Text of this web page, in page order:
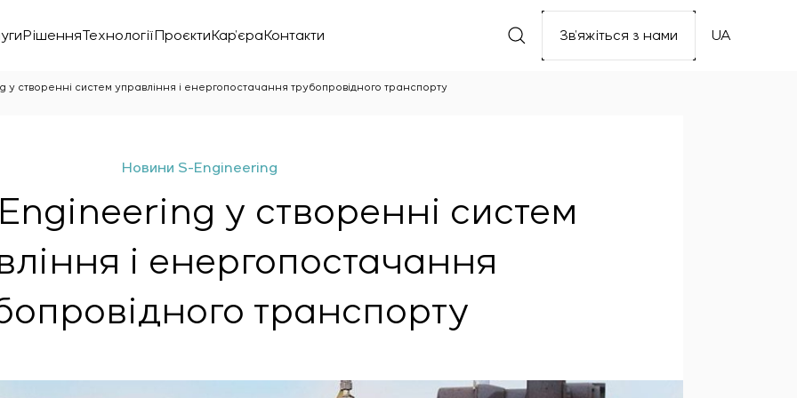
РішенняТехнологіїПроєктиКар’єраКонтакти Зв’яжіться з нами UA
лабораторії
у створенні систем управління і енергопостачання трубопровідного транспорту
Новини S-Engineering
у створенні систем
і енергопостачання
транспорту